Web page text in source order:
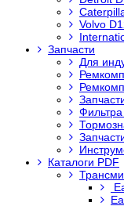
Volvo
Запчасти
Для
Каталоги PDF